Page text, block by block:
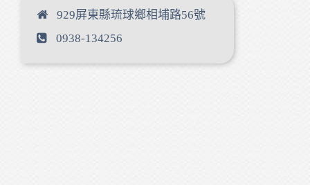
929屏東縣琉球鄉相埔路56號
0938-134256